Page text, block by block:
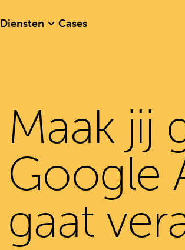
Diensten Cases
Maak jij
Google
gaat